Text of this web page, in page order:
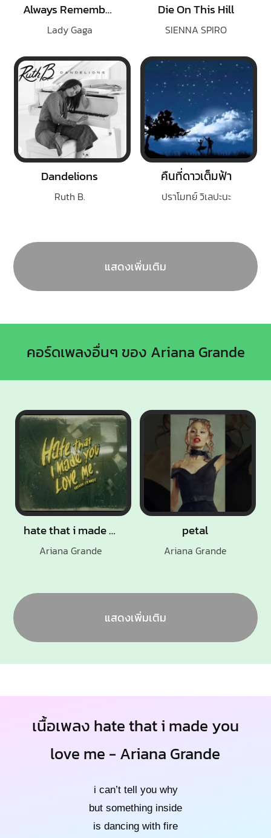
Always Remember Us This Way
Lady Gaga
Die On This Hill
SIENNA SPIRO
Dandelions
Ruth B.
คืนที่ดาวเต็มฟ้า
ปราโมทย์ วิเลปะนะ
แสดงเพิ่มเติม
คอร์ดเพลงอื่นๆ ของ Ariana Grande
hate that i made you love me
Ariana Grande
petal
Ariana Grande
แสดงเพิ่มเติม
เนื้อเพลง hate that i made you
love me - Ariana Grande
i can’t tell you why
but something inside
is dancing with fire